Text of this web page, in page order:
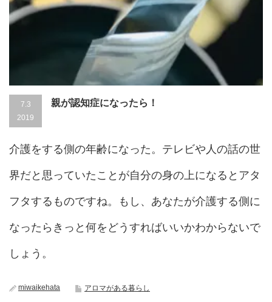
7.3
2019
親が認知症になったら！
介護をする側の年齢になった。テレビや人の話の世
界だと思っていたことが自分の身の上になるとアタ
フタするものですね。もし、あなたが介護する側に
なったらきっと何をどうすればいいかわからないで
しょう。
miwaikehata アロマがある暮らし